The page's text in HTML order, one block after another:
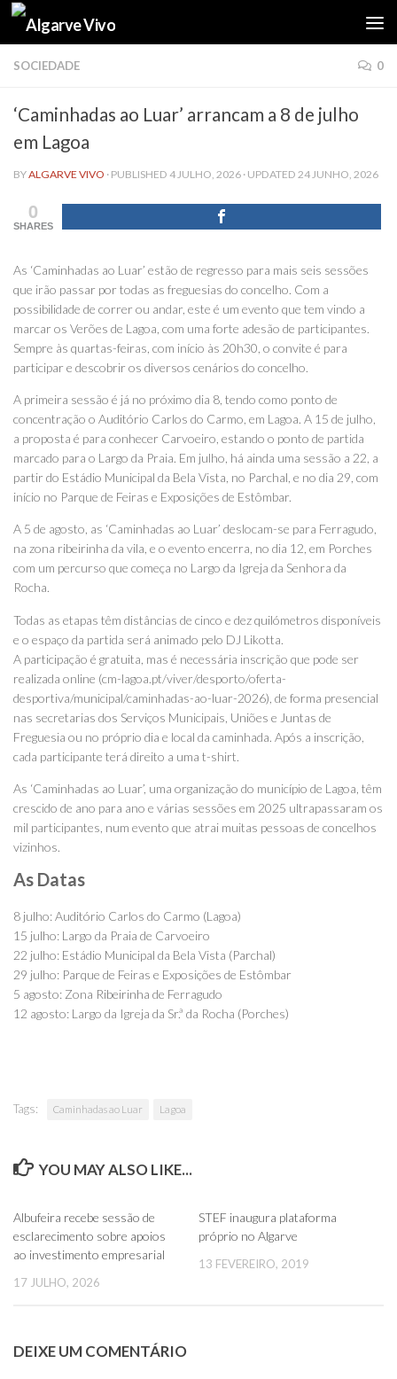
Skip to content
SOCIEDADE 0
‘Caminhadas ao Luar’ arrancam a 8 de julho
em Lagoa
BYALGARVE VIVO · PUBLISHED 4 JULHO, 2026 · UPDATED 24 JUNHO, 2026
0
SHARES
As ‘Caminhadas ao Luar’ estão de regresso para mais seis sessões
que irão passar por todas as freguesias do concelho. Com a
possibilidade de correr ou andar, este é um evento que tem vindo a
marcar os Verões de Lagoa, com uma forte adesão de participantes.
Sempre às quartas-feiras, com início às 20h30, o convite é para
participar e descobrir os diversos cenários do concelho.
A primeira sessão é já no próximo dia 8, tendo como ponto de
concentração o Auditório Carlos do Carmo, em Lagoa. A 15 de julho,
a proposta é para conhecer Carvoeiro, estando o ponto de partida
marcado para o Largo da Praia. Em julho, há ainda uma sessão a 22, a
partir do Estádio Municipal da Bela Vista, no Parchal, e no dia 29, com
início no Parque de Feiras e Exposições de Estômbar.
A 5 de agosto, as ‘Caminhadas ao Luar’ deslocam-se para Ferragudo,
na zona ribeirinha da vila, e o evento encerra, no dia 12, em Porches
com um percurso que começa no Largo da Igreja da Senhora da
Rocha.
Todas as etapas têm distâncias de cinco e dez quilómetros disponíveis
e o espaço da partida será animado pelo DJ Likotta.
A participação é gratuita, mas é necessária inscrição que pode ser
realizada online (cm-lagoa.pt/viver/desporto/oferta-
desportiva/municipal/caminhadas-ao-luar-2026), de forma presencial
nas secretarias dos Serviços Municipais, Uniões e Juntas de
Freguesia ou no próprio dia e local da caminhada. Após a inscrição,
cada participante terá direito a uma t-shirt.
As ‘Caminhadas ao Luar’, uma organização do município de Lagoa, têm
crescido de ano para ano e várias sessões em 2025 ultrapassaram os
mil participantes, num evento que atrai muitas pessoas de concelhos
vizinhos.
As Datas
8 julho: Auditório Carlos do Carmo (Lagoa)
15 julho: Largo da Praia de Carvoeiro
22 julho: Estádio Municipal da Bela Vista (Parchal)
29 julho: Parque de Feiras e Exposições de Estômbar
5 agosto: Zona Ribeirinha de Ferragudo
12 agosto: Largo da Igreja da Sr.ª da Rocha (Porches)
Tags: Caminhadas ao Luar Lagoa
YOU MAY ALSO LIKE...
Albufeira recebe sessão de
esclarecimento sobre apoios
ao investimento empresarial
17 JULHO, 2026
STEF inaugura plataforma
próprio no Algarve
13 FEVEREIRO, 2019
DEIXE UM COMENTÁRIO